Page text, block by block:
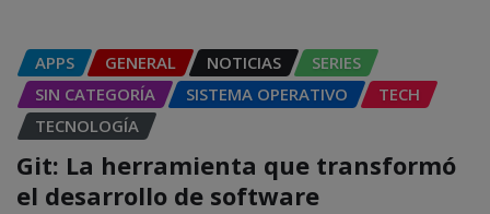
APPS GENERAL NOTICIAS
SERIES
SIN CATEGORÍA
SISTEMA OPERATIVO
TECH
TECNOLOGÍA
Git: La herramienta que transformó
el desarrollo de software